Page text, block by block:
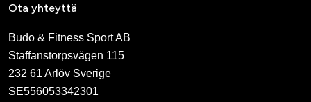
Ota yhteyttä
Budo & Fitness Sport AB
Staffanstorpsvägen 115
232 61 Arlöv Sverige
SE556053342301